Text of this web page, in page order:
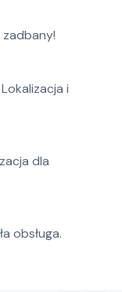
i
dla
obsługa.